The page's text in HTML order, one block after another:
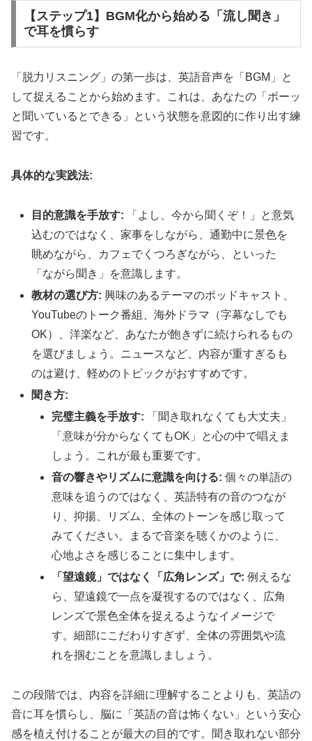
【ステップ1】BGM化から始める「流し聞き」
で耳を慣らす
「脱力リスニング」の第一歩は、英語音声を「BGM」と
して捉えることから始めます。これは、あなたの「ボーッ
と聞いているとできる」という状態を意図的に作り出す練
習です。
具体的な実践法:
目的意識を手放す: 「よし、今から聞くぞ！」と意気
込むのではなく、家事をしながら、通勤中に景色を
眺めながら、カフェでくつろぎながら、といった
「ながら聞き」を意識します。
教材の選び方: 興味のあるテーマのポッドキャスト、
YouTubeのトーク番組、海外ドラマ（字幕なしでも
OK）、洋楽など、あなたが飽きずに続けられるもの
を選びましょう。ニュースなど、内容が重すぎるも
のは避け、軽めのトピックがおすすめです。
聞き方:
完璧主義を手放す: 「聞き取れなくても大丈夫」
「意味が分からなくてもOK」と心の中で唱えま
しょう。これが最も重要です。
音の響きやリズムに意識を向ける: 個々の単語の
意味を追うのではなく、英語特有の音のつなが
り、抑揚、リズム、全体のトーンを感じ取って
みてください。まるで音楽を聴くかのように、
心地よさを感じることに集中します。
「望遠鏡」ではなく「広角レンズ」で: 例えるな
ら、望遠鏡で一点を凝視するのではなく、広角
レンズで景色全体を捉えるようなイメージで
す。細部にこだわりすぎず、全体の雰囲気や流
れを掴むことを意識しましょう。
この段階では、内容を詳細に理解することよりも、英語の
音に耳を慣らし、脳に「英語の音は怖くない」という安心
感を植え付けることが最大の目的です。聞き取れない部分